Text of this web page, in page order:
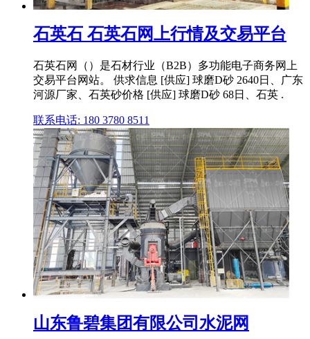
石英石 石英石网上行情及交易平台
石英石网（）是石材行业（B2B）多功能电子商务网上
交易平台网站。 供求信息 [供应] 球磨D砂 2640日、广东
河源厂家、石英砂价格 [供应] 球磨D砂 68日、石英 .
联系电话: 180 3780 8511
山东鲁碧集团有限公司水泥网